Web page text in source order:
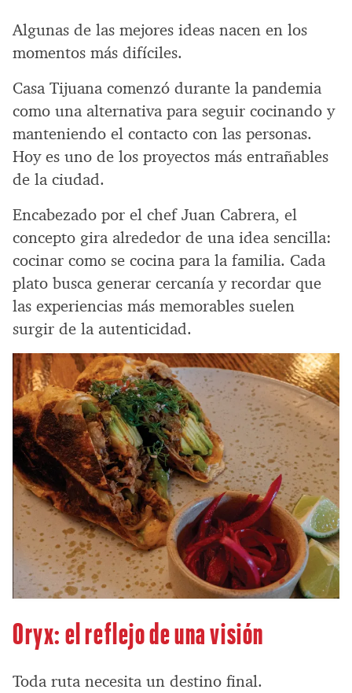
Algunas de las mejores ideas nacen en los
momentos más difíciles.
Casa Tijuana comenzó durante la pandemia
como una alternativa para seguir cocinando y
manteniendo el contacto con las personas.
Hoy es uno de los proyectos más entrañables
de la ciudad.
Encabezado por el chef Juan Cabrera, el
concepto gira alrededor de una idea sencilla:
cocinar como se cocina para la familia. Cada
plato busca generar cercanía y recordar que
las experiencias más memorables suelen
surgir de la autenticidad.
Oryx: el reflejo de una visión
Toda ruta necesita un destino final.